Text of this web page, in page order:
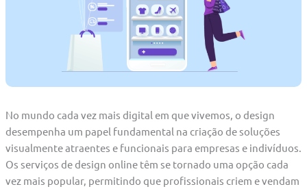
No mundo cada vez mais digital em que vivemos, o design
desempenha um papel fundamental na criação de soluções
visualmente atraentes e funcionais para empresas e indivíduos.
Os serviços de design online têm se tornado uma opção cada
vez mais popular, permitindo que profissionais criem e vendam